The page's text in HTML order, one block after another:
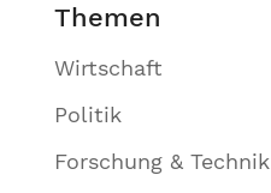
Themen
Wirtschaft
Politik
Forschung & Technik